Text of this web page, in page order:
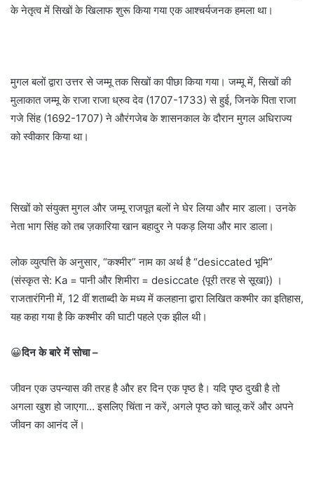
के नेतृत्व में सिखों के खिलाफ शुरू किया गया एक आश्चर्यजनक हमला था।
मुगल बलों द्वारा उत्तर से जम्मू तक सिखों का पीछा किया गया। जम्मू में, सिखों की
मुलाकात जम्मू के राजा राजा ध्रुव देव (1707-1733) से हुई, जिनके पिता राजा
गजे सिंह (1692-1707) ने औरंगजेब के शासनकाल के दौरान मुगल अधिराज्य
को स्वीकार किया था।
सिखों को संयुक्त मुगल और जम्मू राजपूत बलों ने घेर लिया और मार डाला। उनके
नेता भाग सिंह को तब ज़कारिया खान बहादुर ने पकड़ लिया और मार डाला।
लोक व्युत्पत्ति के अनुसार, “कश्मीर” नाम का अर्थ है “desiccated भूमि”
(संस्कृत से: Ka = पानी और शिमीरा = desiccate {पूरी तरह से सूखा}) ।
राजतारंगिनी में, 12 वीं शताब्दी के मध्य में कलहाना द्वारा लिखित कश्मीर का इतिहास,
यह कहा गया है कि कश्मीर की घाटी पहले एक झील थी।
😀दिन के बारे में सोचा –
जीवन एक उपन्यास की तरह है और हर दिन एक पृष्ठ है। यदि पृष्ठ दुखी है तो
अगला खुश हो जाएगा… इसलिए चिंता न करें, अगले पृष्ठ को चालू करें और अपने
जीवन का आनंद लें।